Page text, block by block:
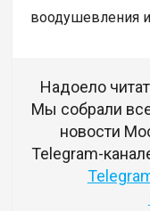
воодушевления
Надоело
Мы собрали
новости
Telegram-